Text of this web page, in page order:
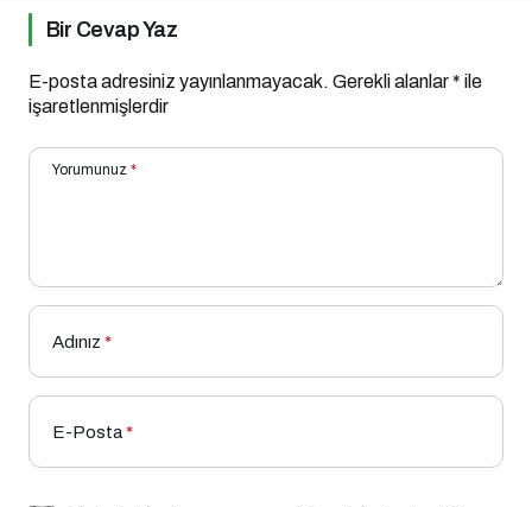
Bir Cevap Yaz
E-posta adresiniz yayınlanmayacak. Gerekli alanlar* ile
işaretlenmişlerdir
Yorumunuz *
Adınız *
E-Posta*